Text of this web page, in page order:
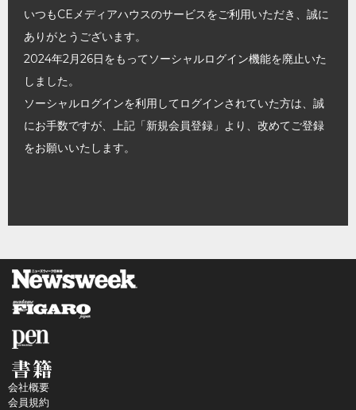
いつもCEメディアハウスのサービスをご利用いただき、誠に
ありがとうございます。
2024年2月26日をもってソーシャルログイン機能を廃止いた
しました。
ソーシャルログインを利用してログインされていた方は、誠
にお手数ですが、上記「新規会員登録」より、改めてご登録
をお願いいたします。
会社概要
会員規約